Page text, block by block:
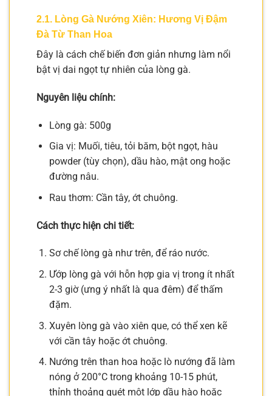
2.1. Lòng Gà Nướng Xiên: Hương Vị Đậm
Đà Từ Than Hoa
Đây là cách chế biến đơn giản nhưng làm nổi
bật vị dai ngọt tự nhiên của lòng gà.
Nguyên liệu chính:
Lòng gà: 500g
Gia vị: Muối, tiêu, tỏi băm, bột ngọt, hàu
powder (tùy chọn), dầu hào, mật ong hoặc
đường nâu.
Rau thơm: Cần tây, ớt chuông.
Cách thực hiện chi tiết:
Sơ chế lòng gà như trên, để ráo nước.
Ướp lòng gà với hỗn hợp gia vị trong ít nhất
2-3 giờ (ưng ý nhất là qua đêm) để thấm
đặm.
Xuyên lòng gà vào xiên que, có thể xen kẽ
với cần tây hoặc ớt chuông.
Nướng trên than hoa hoặc lò nướng đã làm
nóng ở 200°C trong khoảng 10-15 phút,
thỉnh thoảng quét một lớp dầu hào hoặc